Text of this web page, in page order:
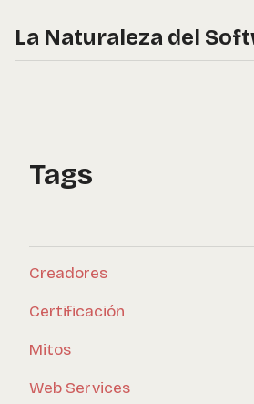
La Naturaleza del
Tags
Creadores
Certificación
Mitos
Web Services